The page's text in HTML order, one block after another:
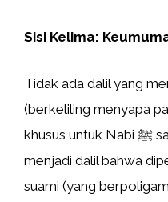
Sisi Kelima:
Tidak ada dalil yang
(berkeliling menyapa
khusus untuk Nabi ﷺ saja. Sebaliknya, hadis ini
menjadi dalil bahwa
suami (yang